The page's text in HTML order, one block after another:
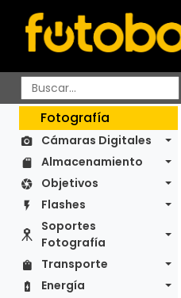
Fotografía
Cámaras Digitales
Almacenamiento
Objetivos
Flashes
Soportes
Fotografía
Transporte
Energía